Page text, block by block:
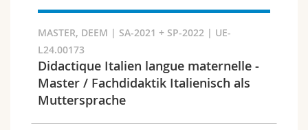
MASTER, DEEM | SA-2021 + SP-2022 | UE-
L24.00173
Didactique Italien langue maternelle -
Master / Fachdidaktik Italienisch als
Muttersprache